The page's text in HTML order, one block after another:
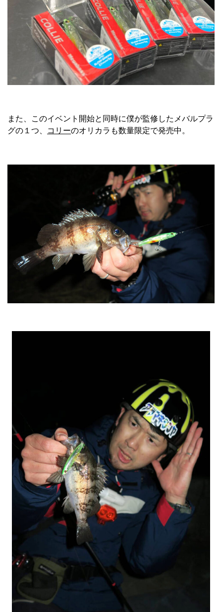
また、このイベント開始と同時に僕が監修したメバルプラ
グの１つ、
コリーのオリカラも数量限定で発売中。